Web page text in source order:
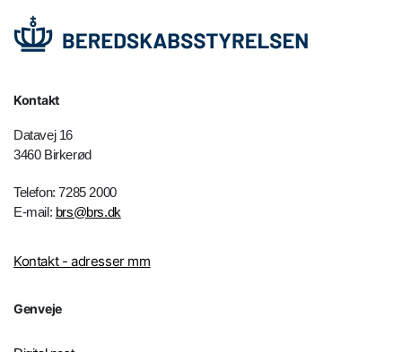
Kontakt
Datavej 16
3460 Birkerød
Telefon: 7285 2000
E-mail: brs@brs.dk
Kontakt - adresser mm
Genveje